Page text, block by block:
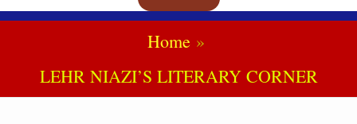
Home
LEHR NIAZI’S LITERARY CORNER